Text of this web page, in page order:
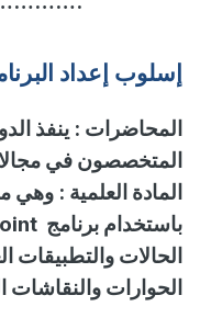
إسلوب إعداد
المحاضرات: ينفذ
المتخصصون في
المادة العلمية: وهي
باستخدام برنامج
الحالات والتطبيقات
الحوارات والنقاشات